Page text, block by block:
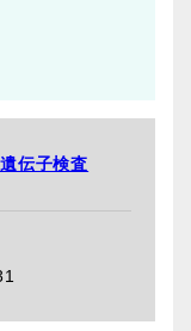
伝子検査